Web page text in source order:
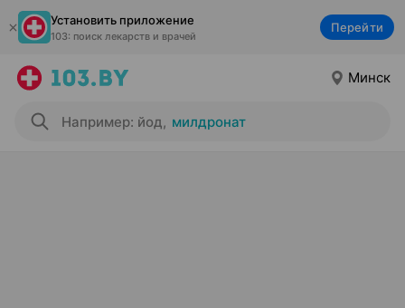
Установить приложение
103: поиск лекарств и врачей
Перейти
Минск
Например: йод, милдронат